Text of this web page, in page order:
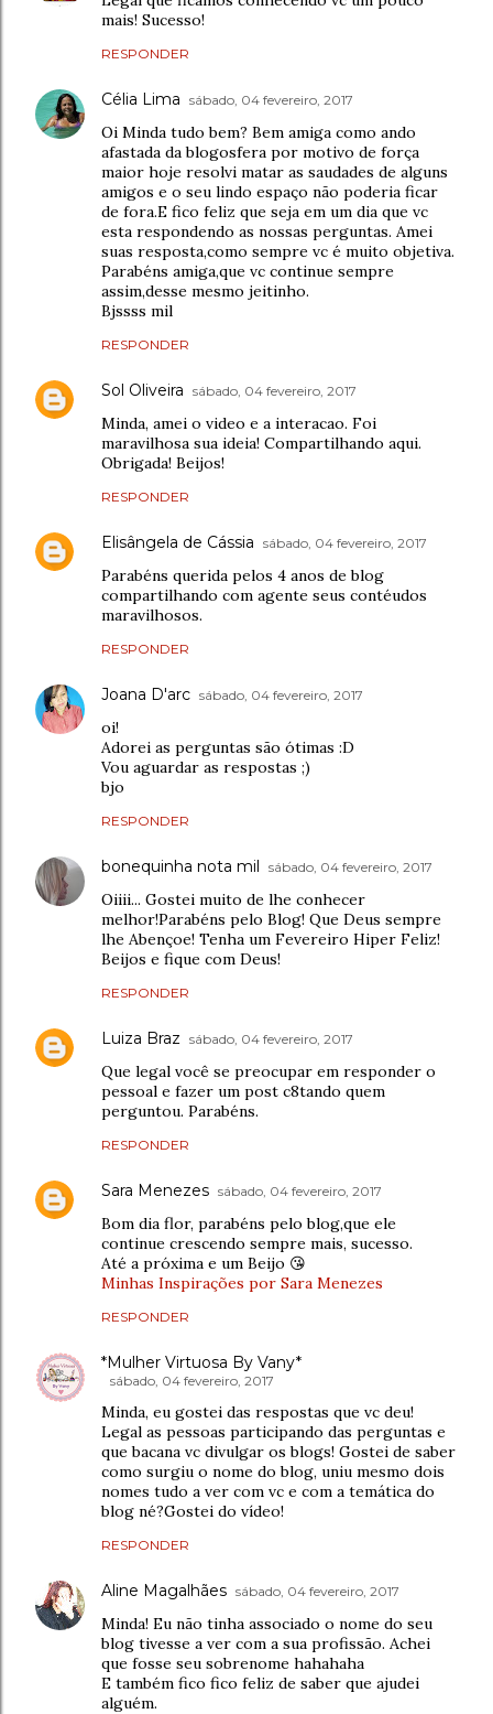
mais! Sucesso!
RESPONDER
Célia Lima sábado, 04 fevereiro, 2017
Oi Minda tudo bem? Bem amiga como ando
afastada da blogosfera por motivo de força
maior hoje resolvi matar as saudades de alguns
amigos e o seu lindo espaço não poderia ficar
de fora.E fico feliz que seja em um dia que vc
esta respondendo as nossas perguntas. Amei
suas resposta,como sempre vc é muito objetiva.
Parabéns amiga,que vc continue sempre
assim,desse mesmo jeitinho.
Bjssss mil
RESPONDER
Sol Oliveira sábado, 04 fevereiro, 2017
Minda, amei o video e a interacao. Foi
maravilhosa sua ideia! Compartilhando aqui.
Obrigada! Beijos!
RESPONDER
Elisângela de Cássia sábado, 04 fevereiro, 2017
Parabéns querida pelos 4 anos de blog
compartilhando com agente seus contéudos
maravilhosos.
RESPONDER
Joana D'arc sábado, 04 fevereiro, 2017
oi!
Adorei as perguntas são ótimas :D
Vou aguardar as respostas ;)
bjo
RESPONDER
bonequinha nota mil sábado, 04 fevereiro, 2017
Oiiii... Gostei muito de lhe conhecer
melhor!Parabéns pelo Blog! Que Deus sempre
lhe Abençoe! Tenha um Fevereiro Hiper Feliz!
Beijos e fique com Deus!
RESPONDER
Luiza Braz sábado, 04 fevereiro, 2017
Que legal você se preocupar em responder o
pessoal e fazer um post c8tando quem
perguntou. Parabéns.
RESPONDER
Sara Menezes sábado, 04 fevereiro, 2017
Bom dia flor, parabéns pelo blog,que ele
continue crescendo sempre mais, sucesso.
Até a próxima e um Beijo 😘
Minhas Inspirações por Sara Menezes
RESPONDER
*Mulher Virtuosa By Vany*
sábado, 04 fevereiro, 2017
Minda, eu gostei das respostas que vc deu!
Legal as pessoas participando das perguntas e
que bacana vc divulgar os blogs! Gostei de saber
como surgiu o nome do blog, uniu mesmo dois
nomes tudo a ver com vc e com a temática do
blog né?Gostei do vídeo!
RESPONDER
Aline Magalhães sábado, 04 fevereiro, 2017
Minda! Eu não tinha associado o nome do seu
blog tivesse a ver com a sua profissão. Achei
que fosse seu sobrenome hahahaha
E também fico fico feliz de saber que ajudei
alguém.